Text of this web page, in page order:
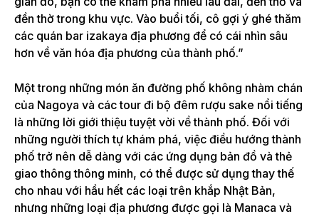
đền thờ trong khu vực. Vào buổi tối, cô gợi ý ghé thăm
các quán bar izakaya địa phương để có cái nhìn sâu
hơn về văn hóa địa phương của thành phố.”
Một trong những món ăn đường phố không nhàm chán
của Nagoya và các tour đi bộ đêm rượu sake nổi tiếng
là những lời giới thiệu tuyệt vời về thành phố. Đối với
những người thích tự khám phá, việc điều hướng thành
phố trở nên dễ dàng với các ứng dụng bản đồ và thẻ
giao thông thông minh, có thể được sử dụng thay thế
cho nhau với hầu hết các loại trên khắp Nhật Bản,
nhưng những loại địa phương được gọi là Manaca và